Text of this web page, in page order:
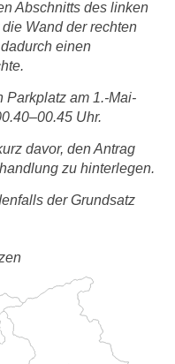
Abschnitts des linken
Wand der rechten
einen
Parkplatz am 1.-Mai-
Uhr.
davor, den Antrag
zu hinterlegen.
der Grundsatz